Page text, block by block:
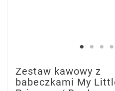
Zestaw kawowy z
babeczkami My